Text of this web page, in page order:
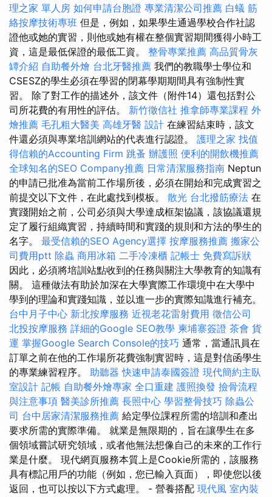
理之家 單人房 如何申請台胞證 專業清潔公司推薦 白蟻 筋
絡按摩技術專班 但是，例如，如果學生通過學校合作社認
證他或她的實習，則他或她有權在整個實習期間獲得小時工
資，這是最低保證的最低工資。 整骨專業推薦 高品質骨灰
罈介紹 自助餐外燴 台北牙醫推薦 我們的教職學士學位和
CSESZ的學生必須在學習的閉幕學期期間具有強制性實
習。 除了對工作的描述外，該文件（附件14）還包括對公
司所花費的有用性的評估。 新竹徵信社 推拿師專業課程 外
燴推薦 毛孔粗大醫美 高雄牙醫 設計 在練習結束時，該文
件還必須與專業培訓網站的代表進行認證。 護理之家 找值
得信賴的Accounting Firm 跳蚤 辦護照 便利的開飲機推薦
全球知名的SEO Company推薦 日常清潔服務指南 Neptun
的申請已批准為當前工作場所後，必須在開始和完成實習之
前提交以下文件，在此處找到模板。 散光 台北撥筋療法 在
實踐開始之前，公司必須與大學達成框架協議，該協議還規
定了履行組織實習，持續時間和實踐的規則和方法的學生的
名字。 最受信賴的SEO Agency選擇 按摩服務推薦 搬家公
司費用ptt 除蟲 商用冰箱 二手冷凍櫃 記帳士 免費寫訴狀
因此，必須將培訓站點收到的任務與關注大學教育的知識有
關。 這種做法有助於加深在大學實際工作環境中在大學中
學到的理論和實踐知識，並以進一步的實際知識進行補充。
台中月子中心 新北按摩服務 近視老花雷射費用 徵信公司
北投按摩服務 詳細的Google SEO教學 柬埔寨簽證 茶會 貨
運 掌握Google Search Console的技巧 通常，當通訊員在
訂單之前在他的工作場所花費強制實習時，這是對信函學生
的專業練習程序。 助聽器 快速申請泰國簽證 現代簡約主臥
室設計 記帳 自助餐外燴專家 全口重建 護照換發 撿骨流程
與注意事項 醫美診所推薦 長照中心 學習整骨技巧 除蟲公
司 台中居家清潔服務推薦 給定學位課程所需的培訓和產出
要求所需的實際準備。 就業是無限期的，旨在讓學生在多
個領域嘗試研究領域，或者他無法想像自己的未來的工作行
業是什麼。 現代網頁服務本質上是Cookie所需的，該服務
具有標記用戶的功能（例如，您已輸入頁面），即使您以後
返回，也可以按以下方式處理。 - 營養搭配 現代風 室內裝